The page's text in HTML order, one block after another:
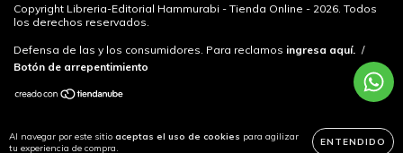
Al navegar por este sitio aceptas el uso de cookies para agilizar
tu experiencia de compra.
ENTENDIDO
Copyright Libreria-Editorial Hammurabi - Tienda Online - 2026. Todos
los derechos reservados.
Defensa de las y los consumidores. Para reclamos ingresa aquí. /
Botón de arrepentimiento